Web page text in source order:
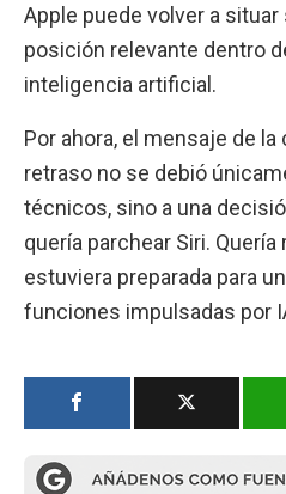
Apple puede volver a
posición relevante dentro
inteligencia artificial.
Por ahora, el mensaje de la
retraso no se debió
técnicos, sino a una
quería parchear Siri.
estuviera preparada para
funciones impulsadas por